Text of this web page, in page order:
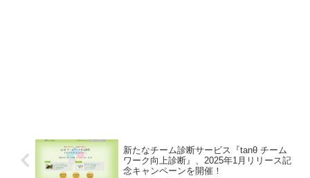
新たなチーム診断サービス『tanθ チーム
ワーク向上診断』、2025年1月リリース記
念キャンペーンを開催！